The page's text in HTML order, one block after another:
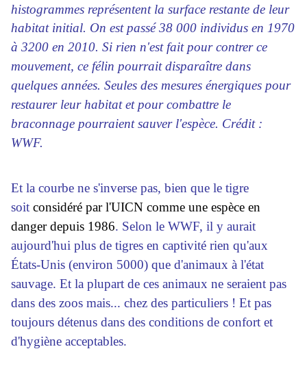
histogrammes représentent la surface restante de leur
habitat initial. On est passé 38 000 individus en 1970
à 3200 en 2010. Si rien n'est fait pour contrer ce
mouvement, ce félin pourrait disparaître dans
quelques années. Seules des mesures énergiques pour
restaurer leur habitat et pour combattre le
braconnage pourraient sauver l'espèce. Crédit :
WWF.
Et la courbe ne s'inverse pas, bien que le tigre
soit considéré par l'UICN comme une espèce en
danger depuis 1986. Selon le WWF, il y aurait
aujourd'hui plus de tigres en captivité rien qu'aux
États-Unis (environ 5000) que d'animaux à l'état
sauvage. Et la plupart de ces animaux ne seraient pas
dans des zoos mais... chez des particuliers ! Et pas
toujours détenus dans des conditions de confort et
d'hygiène acceptables.